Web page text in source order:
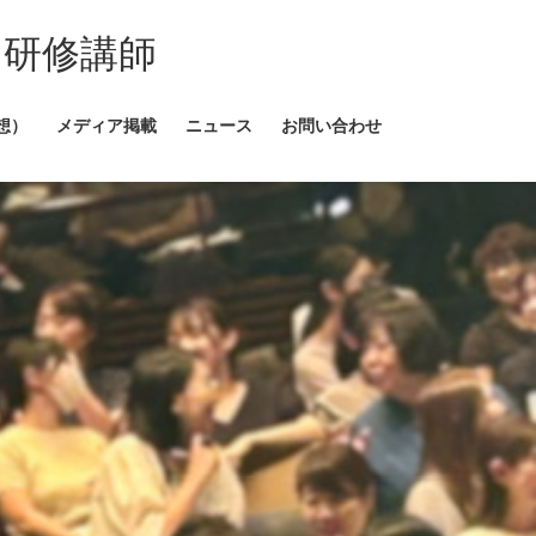
修講師
メディア掲載 ニュース お問い合わせ